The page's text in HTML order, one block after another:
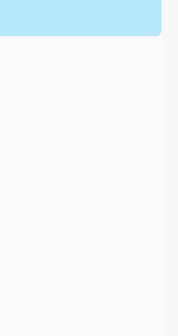
modules/
d/
d/